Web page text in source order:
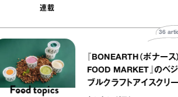
連載
『BONEARTH（ボ
FOOD MARKET』
ブルクラフトアイ